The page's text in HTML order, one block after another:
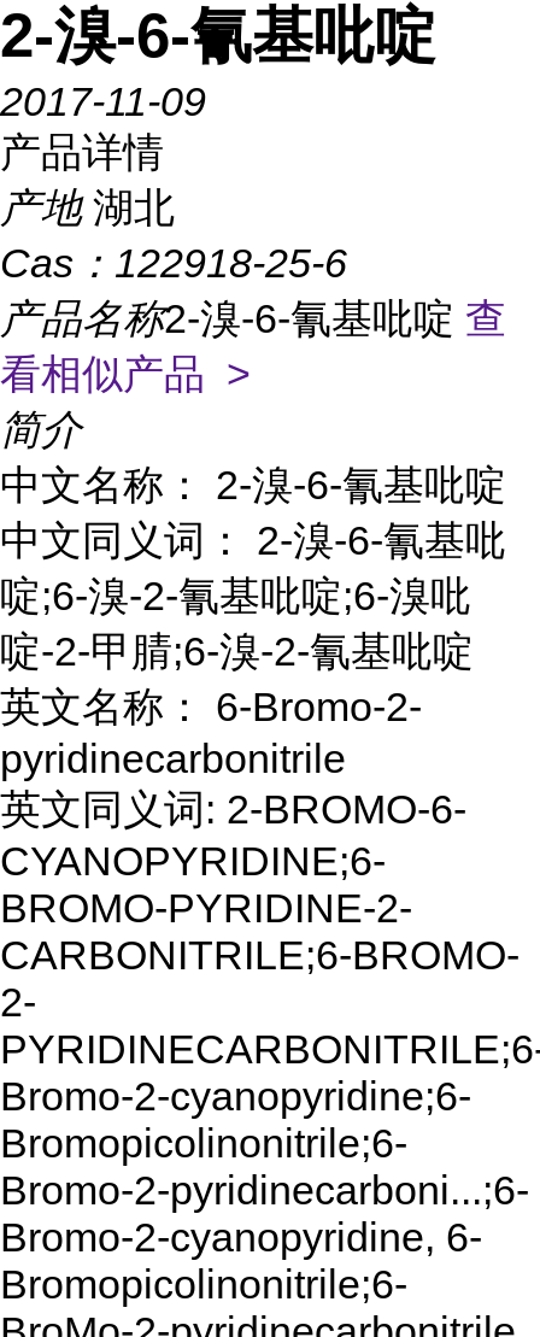
2-溴-6-氰基吡啶
2017-11-09
产品详情
产地 湖北
Cas： 122918-25-6
产品名称2-溴-6-氰基吡啶 查
看相似产品 >
简介
中文名称： 2-溴-6-氰基吡啶
中文同义词： 2-溴-6-氰基吡
啶;6-溴-2-氰基吡啶;6-溴吡
啶-2-甲腈;6-溴-2-氰基吡啶
英文名称： 6-Bromo-2-
pyridinecarbonitrile
英文同义词: 2-BROMO-6-
CYANOPYRIDINE;6-
BROMO-PYRIDINE-2-
CARBONITRILE;6-BROMO-
2-
Bromo-2-cyanopyridine;6-
Bromopicolinonitrile;6-
Bromo-2-pyridinecarboni...;6-
Bromo-2-cyanopyridine, 6-
Bromopicolinonitrile;6-